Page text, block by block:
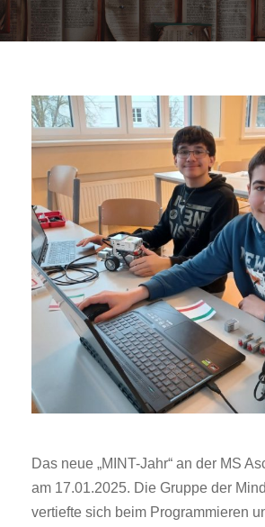
Das neue „MINT-Jahr“ an der MS
am 17.01.2025. Die Gruppe der
vertiefte sich beim Programmieren